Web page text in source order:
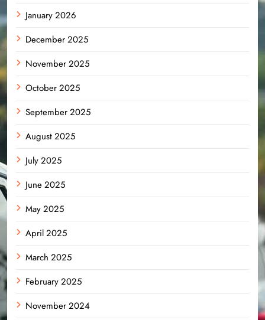
January 2026
December 2025
November 2025
October 2025
September 2025
August 2025
July 2025
June 2025
May 2025
April 2025
March 2025
February 2025
November 2024